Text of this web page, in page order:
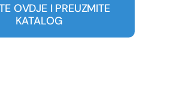
OVDJE I PREUZMITE
KATALOG